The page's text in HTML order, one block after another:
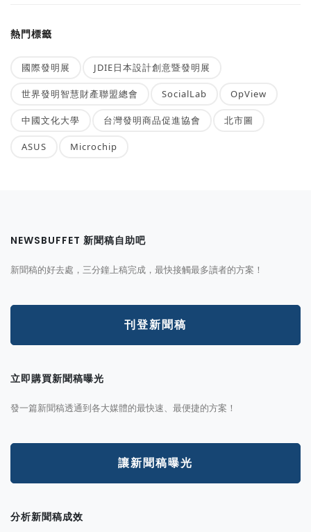
熱門標籤
國際發明展 JDIE日本設計創意暨發明展
世界發明智慧財產聯盟總會 SocialLab OpView
中國文化大學 台灣發明商品促進協會 北市圖
ASUS Microchip
NEWSBUFFET 新聞稿自助吧
新聞稿的好去處，三分鐘上稿完成，最快接觸最多讀者的方案！
刊登新聞稿
立即購買新聞稿曝光
發一篇新聞稿透通到各大媒體的最快速、最便捷的方案！
讓新聞稿曝光
分析新聞稿成效